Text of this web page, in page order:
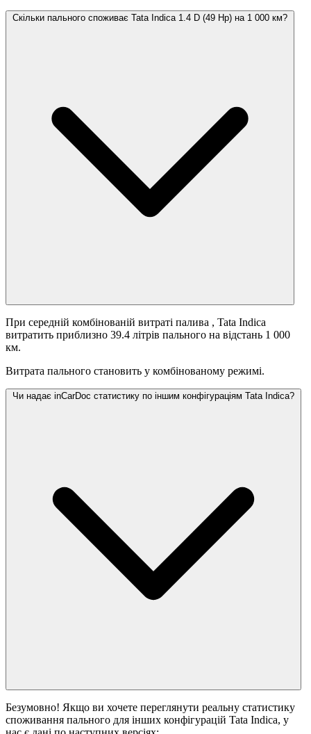
Скільки пального споживає Tata Indica 1.4 D (49 Hp) на 1 000 км?
При середній комбінованій витраті палива , Tata Indica
витратить приблизно 39.4 літрів пального на відстань 1 000
км.
Витрата пального становить у комбінованому режимі.
Чи надає inCarDoc статистику по іншим конфігураціям Tata Indica?
Безумовно! Якщо ви хочете переглянути реальну статистику
споживання пального для інших конфігурацій Tata Indica, у